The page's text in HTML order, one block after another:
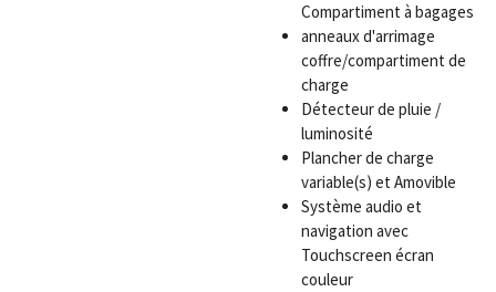
Compartiment à bagages
anneaux d'arrimage
coffre/compartiment de
charge
Détecteur de pluie /
luminosité
Plancher de charge
variable(s) et Amovible
Système audio et
navigation avec
Touchscreen écran
couleur